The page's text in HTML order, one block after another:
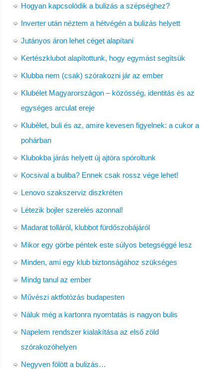
Hogyan kapcsolódik a bulizás a szépséghez?
Inverter után néztem a hétvégén a bulizás helyett
Jutányos áron lehet céget alapítani
Kertészklubot alapítottunk, hogy egymást segítsük
Klubba nem (csak) szórakozni jár az ember
Klubélet Magyarországon – közösség, identitás és az
egységes arculat ereje
Klubélet, buli és az, amire kevesen figyelnek: a cukor a
pohárban
Klubokba járás helyett új ajtóra spóroltunk
Kocsival a buliba? Ennek csak rossz vége lehet!
Lenovo szakszerviz diszkréten
Létezik bojler szerelés azonnal!
Madarat tolláról, klubbot fürdőszobájáról
Mikor egy görbe péntek este súlyos betegséggé lesz
Minden, ami egy klub biztonságához szükséges
Mindg tanul az ember
Művészi aktfotózás budapesten
Náluk még a kartonra nyomtatás is nagyon bulis
Napelem rendszer kialakítása az első zöld
szórakozóhelyen
Negyven fölött a bulizás…